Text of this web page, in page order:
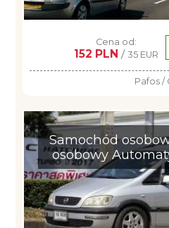
Cena od:
152 PLN / 35 EUR
Pafos /
Samochód
osobowy